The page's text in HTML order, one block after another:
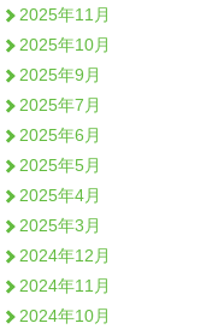
2025年11月
2025年10月
2025年9月
2025年7月
2025年6月
2025年5月
2025年4月
2025年3月
2024年12月
2024年11月
2024年10月